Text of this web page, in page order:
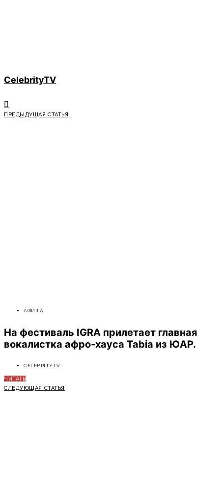
CelebrityTV
ПРЕДЫДУЩАЯ СТАТЬЯ
АФИША
На фестиваль IGRA прилетает главная
вокалистка афро-хауса Tabia из ЮАР.
CELEBRITYTV
ЧИТАТЬ
СЛЕДУЮЩАЯ СТАТЬЯ